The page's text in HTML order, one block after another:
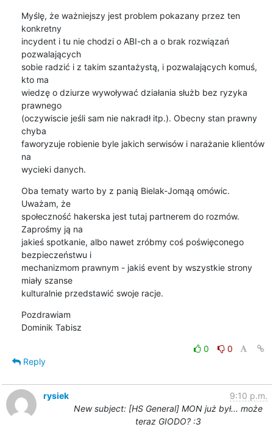
Myślę, że ważniejszy jest problem pokazany przez ten
konkretny
incydent i tu nie chodzi o ABI-ch a o brak rozwiązań
pozwalających
sobie radzić i z takim szantażystą, i pozwalających komuś,
kto ma
wiedzę o dziurze wywoływać działania służb bez ryzyka
prawnego
(oczywiscie jeśli sam nie nakradł itp.). Obecny stan prawny
chyba
faworyzuje robienie byle jakich serwisów i narażanie klientów
na
wycieki danych.
Oba tematy warto by z panią Bielak-Jomąą omówic.
Uważam, że
społeczność hakerska jest tutaj partnerem do rozmów.
Zaprośmy ją na
jakieś spotkanie, albo nawet zróbmy coś poświęconego
bezpieczeństwu i
mechanizmom prawnym - jakiś event by wszystkie strony
miały szanse
kulturalnie przedstawić swoje racje.
Pozdrawiam
Dominik Tabisz
0
0
Reply
rysiek
9:10 p.m.
New subject: [HS General] MON już był... może
teraz GIODO? :3